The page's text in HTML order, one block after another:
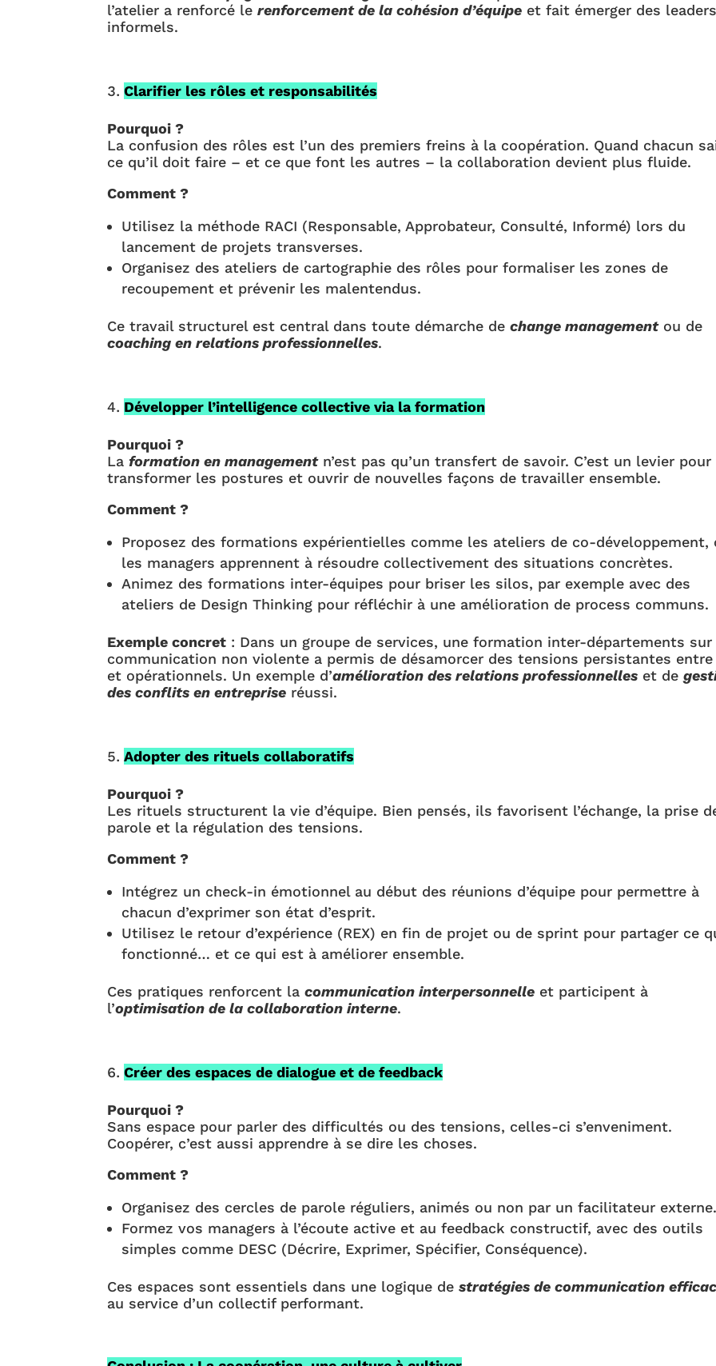
l’atelier a renforcé lerenforcement de la cohésion d’équipe et fait émerger des leaders
informels.
Clarifier les rôles et responsabilités
Pourquoi ?
La confusion des rôles est l’un des premiers freins à la coopération. Quand chacun
ce qu’il doit faire – et ce que font les autres – la collaboration devient plus fluide.
Comment ?
Utilisez la méthode RACI (Responsable, Approbateur, Consulté, Informé) lors du
lancement de projets transverses.
Organisez des ateliers de cartographie des rôles pour formaliser les zones de
recoupement et prévenir les malentendus.
Ce travail structurel est central dans toute démarche dechange managementou de
coaching en relations professionnelles.
Développer l’intelligence collective via la formation
Pourquoi ?
La formation en managementn’est pas qu’un transfert de savoir. C’est un levier pour
transformer les postures et ouvrir de nouvelles façons de travailler ensemble.
Comment ?
Proposez des formations expérientielles comme les ateliers de co-développement,
les managers apprennent à résoudre collectivement des situations concrètes.
Animez des formations inter-équipes pour briser les silos, par exemple avec des
ateliers de Design Thinking pour réfléchir à une amélioration de process communs.
Exemple concret : Dans un groupe de services, une formation inter-départements sur
communication non violente a permis de désamorcer des tensions persistantes entre
et opérationnels. Un exemple d’amélioration des relations professionnelles et de
des conflits en entreprise réussi.
Adopter des rituels collaboratifs
Pourquoi ?
Les rituels structurent la vie d’équipe. Bien pensés, ils favorisent l’échange, la prise
parole et la régulation des tensions.
Comment ?
Intégrez un check-in émotionnel au début des réunions d’équipe pour permettre à
chacun d’exprimer son état d’esprit.
Utilisez le retour d’expérience (REX) en fin de projet ou de sprint pour partager ce
fonctionné… et ce qui est à améliorer ensemble.
Ces pratiques renforcent lacommunication interpersonnelle et participent à
l’optimisation de la collaboration interne.
Créer des espaces de dialogue et de feedback
Pourquoi ?
Sans espace pour parler des difficultés ou des tensions, celles-ci s’enveniment.
Coopérer, c’est aussi apprendre à se dire les choses.
Comment ?
Organisez des cercles de parole réguliers, animés ou non par un facilitateur externe.
Formez vos managers à l’écoute active et au feedback constructif, avec des outils
simples comme DESC (Décrire, Exprimer, Spécifier, Conséquence).
Ces espaces sont essentiels dans une logique destratégies de communication
au service d’un collectif performant.